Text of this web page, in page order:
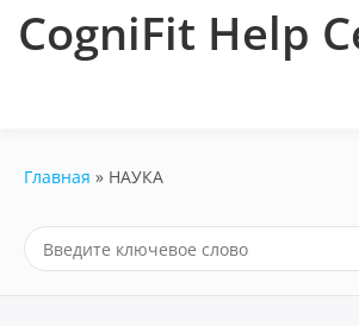
содержимому
CogniFit Help
Главная НАУКА